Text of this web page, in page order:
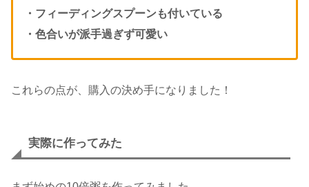
・フィーディングスプーンも付いている
・色合いが派手過ぎず可愛い
これらの点が、購入の決め手になりました！
実際に作ってみた